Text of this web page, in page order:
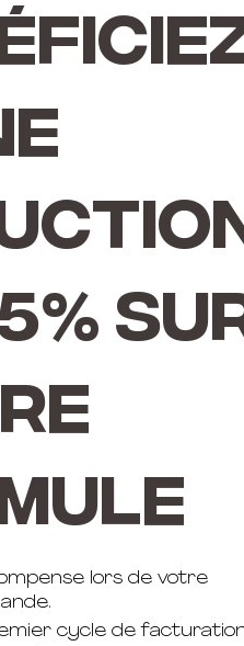
lors de votre
cycle de